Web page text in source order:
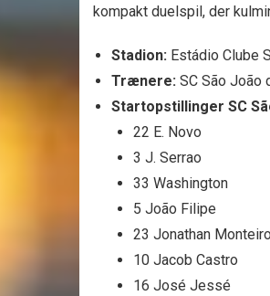
kompakt duelspil, der
Stadion: Estádio Clube
Trænere: SC São João
Startopstillinger SC
22 E. Novo
3 J. Serrao
33 Washington
5 João Filipe
23 Jonathan
10 Jacob Castro
16 José Jessé